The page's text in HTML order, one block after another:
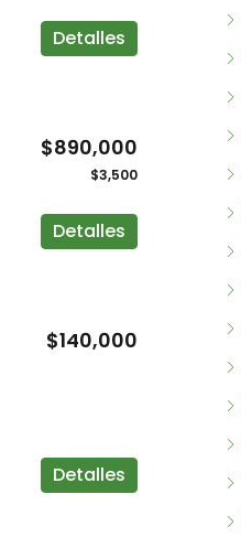
Detalles
$890,000
$3,500
Detalles
$140,000
Detalles